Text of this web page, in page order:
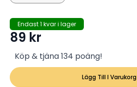
Endast 1 kvar i lager
89 kr
Köp & tjäna 134 poäng!
Lägg Till I Varukorg